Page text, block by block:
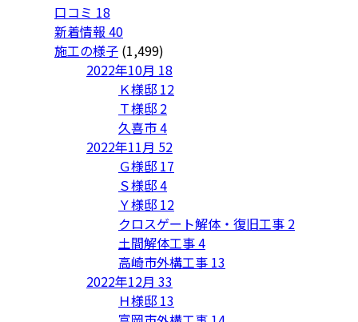
口コミ 18
新着情報 40
施工の様子 (1,499)
2022年10月 18
Ｋ様邸 12
Ｔ様邸 2
久喜市4
2022年11月 52
Ｇ様邸 17
Ｓ様邸4
Ｙ様邸 12
クロスゲート解体・復旧工事 2
土間解体工事4
高崎市外構工事 13
2022年12月 33
Ｈ様邸 13